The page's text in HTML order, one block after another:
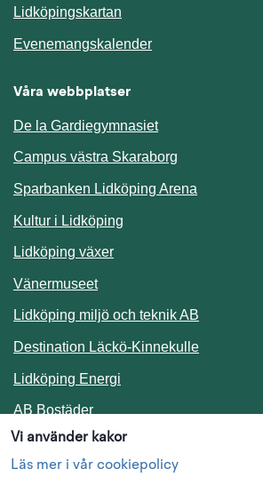
Vi använder kakor
Läs mer i vår cookiepolicy
Lidköpingskartan
EvenemangskalenderLänk till annan
Våra webbplatser
De la Gardiegymnasiet
Campus västra Skaraborg
Sparbanken Lidköping Arena
Kultur i Lidköping
Lidköping växer
Vänermuseet
Lidköping miljö och teknik AB
Destination Läckö-KinnekulleLänk till
Lidköping Energi
AB BostäderLänk till annan webbplats.
Följ oss i sociala medier